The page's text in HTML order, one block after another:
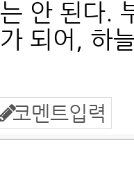
는 안 된다.
가 되어, 하
코멘트입력